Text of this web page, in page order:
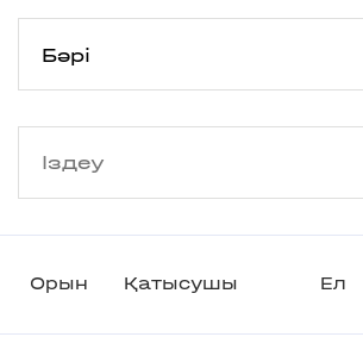
Орын Қатысушы Ел